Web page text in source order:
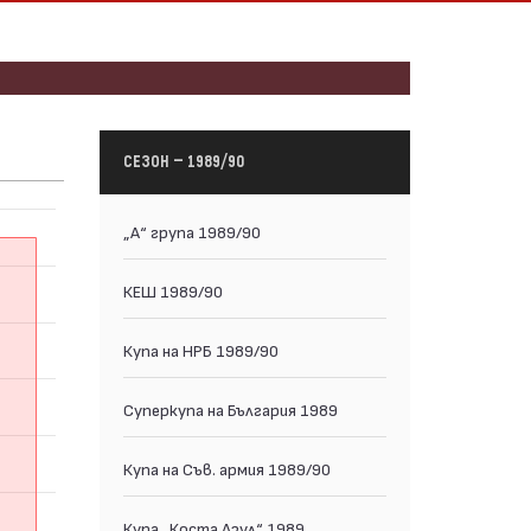
СЕЗОН — 1989/90
„А“ група 1989/90
КЕШ 1989/90
Купа на НРБ 1989/90
Суперкупа на България 1989
Купа на Съв. армия 1989/90